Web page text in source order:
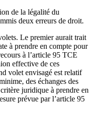
de la légalité du
deux erreurs de droit.
Le premier aurait trait
à prendre en compte pour
à l’article 95 TCE
effective de ces
volet envisagé est relatif
des échanges des
juridique à prendre en
prévue par l’article 95